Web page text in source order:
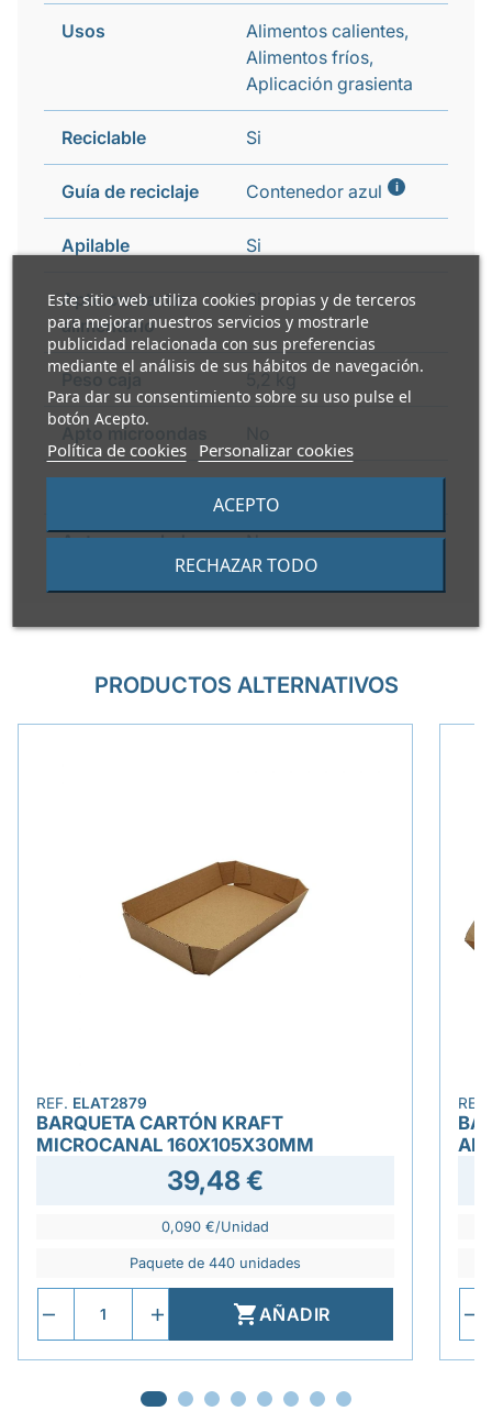
Este sitio web utiliza cookies propias y de terceros
para mejorar nuestros servicios y mostrarle
publicidad relacionada con sus preferencias
mediante el análisis de sus hábitos de navegación.
Para dar su consentimiento sobre su uso pulse el
botón Acepto.
Política de cookies Personalizar cookies
RECHAZAR TODO
ACEPTO
Usos
Alimentos calientes,
Alimentos fríos,
Aplicación grasienta
Reciclable Si
Guía de reciclaje Contenedor azul i
Apilable Si
Apto contacto
alimentario
Si
Apto microondas
Apto congelador No
PRODUCTOS ALTERNATIVOS
REF. ELAT2879
BARQUETA CARTÓN KRAFT
MICROCANAL 160X105X30MM
39,48 €
0,090 €/Unidad
Paquete de 440 unidades
AÑADIR